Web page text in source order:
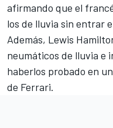
afirmando que el
los de lluvia sin entrar
Además, Lewis
neumáticos de lluvia e
haberlos probado en
de Ferrari.